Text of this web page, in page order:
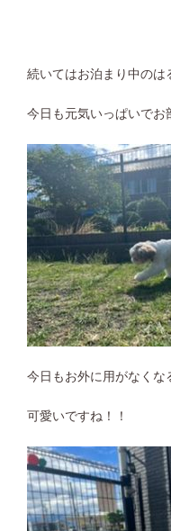
続いてはお泊まり中のは
今日も元気いっぱいで
今日もお外に用がなく
可愛いですね！！